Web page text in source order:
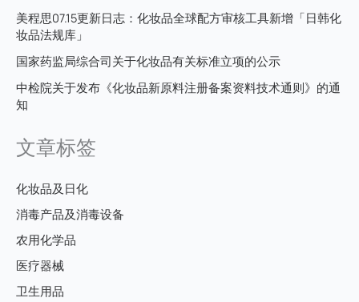
美程思07.15更新日志：化妆品全球配方审核工具新增「日韩化
妆品法规库」
国家药监局综合司关于化妆品有关标准立项的公示
中检院关于发布《化妆品新原料注册备案资料技术通则》的通
知
文章标签
化妆品及日化
消毒产品及消毒设备
农用化学品
医疗器械
卫生用品